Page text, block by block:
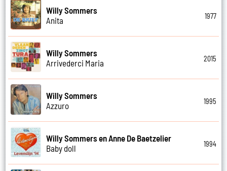
Willy Sommers
Anita
1977
Willy Sommers
Arrivederci Maria
2015
Willy Sommers
Azzuro
1995
Willy Sommers en Anne De Baetzelier
Baby doll
1994